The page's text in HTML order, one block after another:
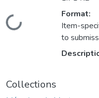
Format:
Item-
to
Collections